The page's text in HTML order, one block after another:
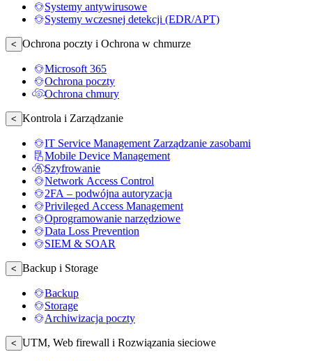
Systemy antywirusowe
Systemy wczesnej detekcji (EDR/APT)
< Ochrona poczty i Ochrona w chmurze
Microsoft 365
Ochrona poczty
Ochrona chmury
< Kontrola i Zarządzanie
IT Service Management Zarządzanie zasobami
Mobile Device Management
Szyfrowanie
Network Access Control
2FA – podwójna autoryzacja
Privileged Access Management
Oprogramowanie narzędziowe
Data Loss Prevention
SIEM & SOAR
< Backup i Storage
Backup
Storage
Archiwizacja poczty
< UTM, Web firewall i Rozwiązania sieciowe